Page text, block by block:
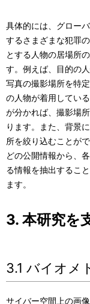
具体的には、グロー
するさまざまな犯罪
とする人物の居場所
す。例えば、目的の
写真の撮影場所を特
の人物が着用してい
が分かれば、撮影場
ります。また、背景
所を絞り込むことが
どの公開情報から、
る情報を抽出するこ
ます。
3. 本研究を
3.1 バイオメ
サイバー空間上の画